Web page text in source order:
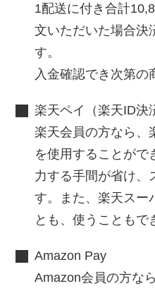
1配送に付き合計
文いただいた場合決
す。
入金確認でき次第の
楽天ペイ（楽天ID決
楽天会員の方なら、
を使用することがで
力する手間が省け、
す。また、楽天スー
とも、使うこともで
Amazon Pay
Amazon会員の方な